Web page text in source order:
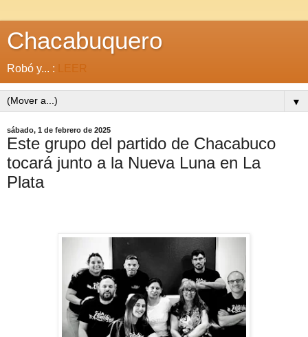
Chacabuquero
Robó y... : LEER
▼
sábado, 1 de febrero de 2025
Este grupo del partido de Chacabuco
tocará junto a la Nueva Luna en La
Plata